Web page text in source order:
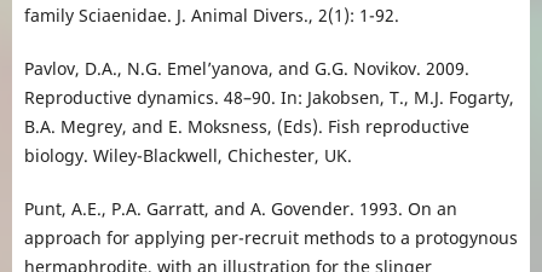
family Sciaenidae. J. Animal Divers., 2(1): 1-92.
Pavlov, D.A., N.G. Emel’yanova, and G.G. Novikov. 2009.
Reproductive dynamics. 48–90. In: Jakobsen, T., M.J. Fogarty,
B.A. Megrey, and E. Moksness, (Eds). Fish reproductive
biology. Wiley-Blackwell, Chichester, UK.
Punt, A.E., P.A. Garratt, and A. Govender. 1993. On an
approach for applying per-recruit methods to a protogynous
hermaphrodite, with an illustration for the slinger